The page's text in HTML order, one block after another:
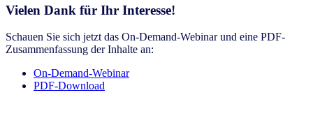
Vielen Dank für Ihr Interesse!
Schauen Sie sich jetzt das On-Demand-Webinar und eine PDF-
Zusammenfassung der Inhalte an:
On-Demand-Webinar
PDF-Download